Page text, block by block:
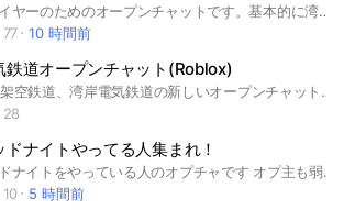
湾岸プレイヤーのためのオープンチャットです。基本的に湾岸や車に関する話題と情報を提供する場となります。楽しく自由にプレイヤー同士交流を深めてもらいたいです🤝 #湾岸 #湾岸ミッドナイト6RR #WMMT6RR #湾岸マキシ #レースゲーム
77
10 時間前
鉄道オープンチャット(Roblox)
Robloxの架空鉄道、湾岸電気鉄道の新しいオープンチャットです。
28
ドナイトやってる人集まれ！
湾岸ミッドナイトをやっている人のオプチャです オプ主も弱いので初心者から上級者まで歓迎です！ #湾岸ミッドナイト #車好き
10
5 時間前